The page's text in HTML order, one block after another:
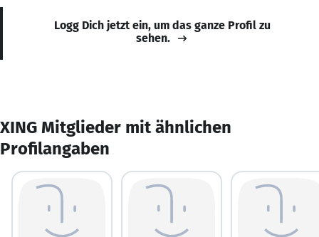
Logg Dich jetzt ein, um das ganze Profil zu
sehen.
XING Mitglieder mit ähnlichen
Profilangaben